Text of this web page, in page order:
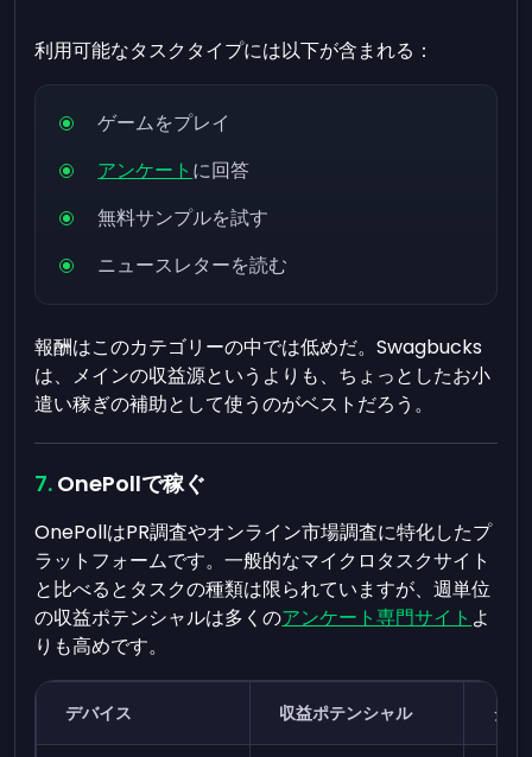
利用可能なタスクタイプには以下が含まれる：
ゲームをプレイ
アンケート に回答
無料サンプルを試す
ニュースレターを読む
報酬はこのカテゴリーの中では低めだ。Swagbucks
は、メインの収益源というよりも、ちょっとしたお小
遣い稼ぎの補助として使うのがベストだろう。
OnePollで稼ぐ
OnePollはPR調査やオンライン市場調査に特化したプ
ラットフォームです。一般的なマイクロタスクサイト
と比べるとタスクの種類は限られていますが、週単位
の収益ポテンシャルは多くのアンケート専門サイト よ
りも高めです。
デバイス 収益ポテンシャル タス